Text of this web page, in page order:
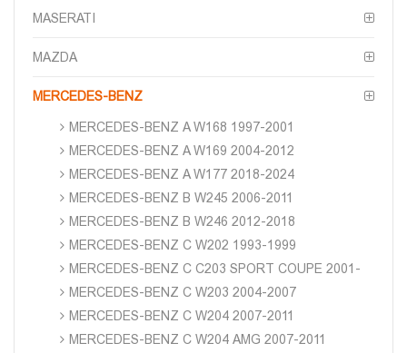
MASERATI
MAZDA
MERCEDES-BENZ
MERCEDES-BENZ A W168 1997-2001
MERCEDES-BENZ A W169 2004-2012
MERCEDES-BENZ A W177 2018-2024
MERCEDES-BENZ B W245 2006-2011
MERCEDES-BENZ B W246 2012-2018
MERCEDES-BENZ C W202 1993-1999
MERCEDES-BENZ C C203 SPORT COUPE 2001-
MERCEDES-BENZ C W203 2004-2007
MERCEDES-BENZ C W204 2007-2011
MERCEDES-BENZ C W204 AMG 2007-2011